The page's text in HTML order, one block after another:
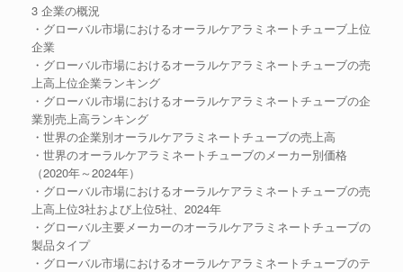
3 企業の概況
・グローバル市場におけるオーラルケアラミネートチューブ上位
企業
・グローバル市場におけるオーラルケアラミネートチューブの売
上高上位企業ランキング
・グローバル市場におけるオーラルケアラミネートチューブの企
業別売上高ランキング
・世界の企業別オーラルケアラミネートチューブの売上高
・世界のオーラルケアラミネートチューブのメーカー別価格
（2020年～2024年）
・グローバル市場におけるオーラルケアラミネートチューブの売
上高上位3社および上位5社、2024年
・グローバル主要メーカーのオーラルケアラミネートチューブの
製品タイプ
・グローバル市場におけるオーラルケアラミネートチューブのテ